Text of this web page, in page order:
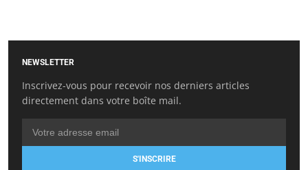
NEWSLETTER
Inscrivez-vous pour recevoir nos derniers articles
directement dans votre boîte mail.
S'INSCRIRE